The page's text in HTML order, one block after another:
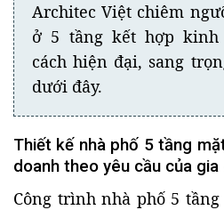
Architec Việt chiêm
ở 5 tầng kết hợp kinh
cách hiện đại, sang
dưới đây.
Thiết kế nhà phố 5 tầng
doanh theo yêu cầu của gia
Công trình nhà phố 5